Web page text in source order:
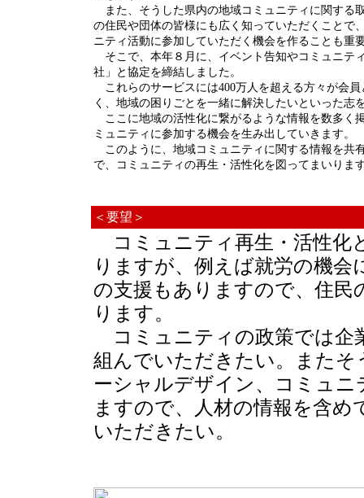
また、そうした県内の地域コミュニティに関する
の住民や団体の皆様にも広く知っていただくことで
ニティ活動に参加していただく機会を作ることも重
そこで、本年８月に、イベント告知やコミュニテ
社」と協定を締結しました。
これらのサービスには400万人を超える方々が会
く、地域の困りごとを一緒に解決したいといった志
ここに地域の活性化に繋がるような情報を数多く
ミュニティに参加する機会を生み出していきます。
このように、地域コミュニティに関する情報を共
で、コミュニティの再生・活性化を図ってまいりま
＜要望＞
コミュニティ再生・活性化
りますが、例えば就労の機
の支援もありますので、住
ります。
コミュニティの政策では企
組んでいただきたい。また
ーシャルデザイン、コミュ
ますので、人材の情報を含
いただきたい。